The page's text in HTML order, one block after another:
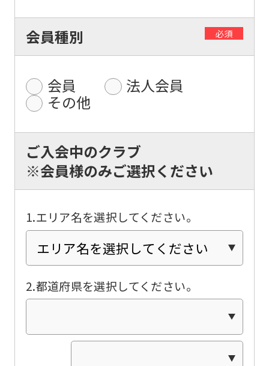
会員種別 必須
会員
法人会員
その他
ご入会中のクラブ
※会員様のみご選択ください
1.エリア名を選択してください。
2.都道府県を選択してください。
foreigners
Sports
is
automatically
translated
English.
the
link
below
automatic